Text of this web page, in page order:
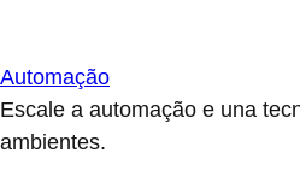
Automação
Escale a automação e una
ambientes.